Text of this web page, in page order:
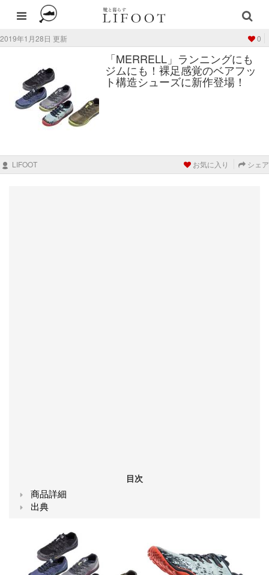
2019年1月28日 更新 0
「MERRELL」ランニングにも
ジムにも！裸足感覚のベアフッ
ト構造シューズに新作登場！
LIFOOT お気に入り シェア
目次
商品詳細
出典